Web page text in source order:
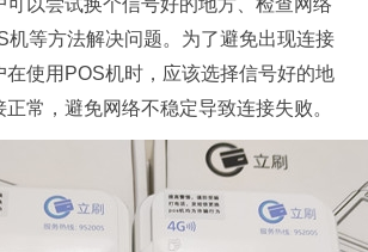
可以尝试换个信号好的地方、检查网络
机等方法解决问题。为了避免出现连接
在使用POS机时，应该选择信号好的地
常，避免网络不稳定导致连接失败。